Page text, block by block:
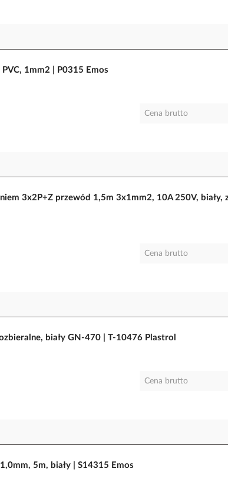
PVC, 1mm2 | P0315 Emos
Cena brutto
3x2P+Z przewód 1,5m 3x1mm2, 10A 250V, biały,
Cena brutto
biały GN-470 | T-10476 Plastrol
Cena brutto
5m, biały | S14315 Emos